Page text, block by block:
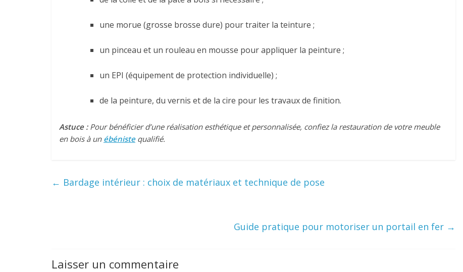
une morue (grosse brosse dure) pour traiter la teinture ;
un pinceau et un rouleau en mousse pour appliquer la peinture ;
un EPI (équipement de protection individuelle) ;
de la peinture, du vernis et de la cire pour les travaux de finition.
Astuce :Pour bénéficier d’une réalisation esthétique et personnalisée, confiez la restauration de votre meuble
en bois à un ébénistequalifié.
← Bardage intérieur : choix de matériaux et technique de pose
Guide pratique pour motoriser un portail en fer →
Laisser un commentaire